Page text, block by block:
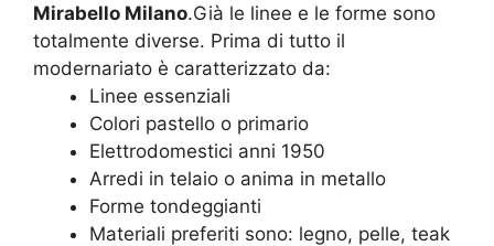
Mirabello Milano.Già le linee e le forme sono
totalmente diverse. Prima di tutto il
modernariato è caratterizzato da:
Linee essenziali
Colori pastello o primario
Elettrodomestici anni 1950
Arredi in telaio o anima in metallo
Forme tondeggianti
Materiali preferiti sono: legno, pelle, teak